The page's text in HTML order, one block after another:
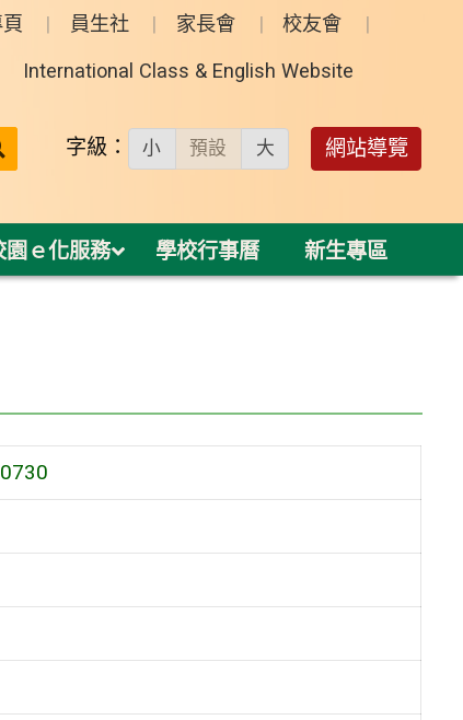
員生社 家長會 校友會
International Class & English Website
送出 字級： 小 預設 大 網站導覽
園ｅ化服務 學校行事曆 新生專區